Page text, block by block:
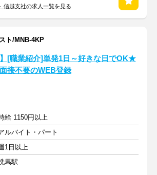
信越支社の求人一覧を見る
ト/MNB-4KP
】[職業紹介]単発1日～好きな日でOK★
接不要のWEB登録
給 1150円以上
ルバイト・パート
1日以上
馬駅